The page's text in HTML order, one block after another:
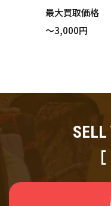
ラックレーベル
cago Bulls シカ
取りました！
最大買取価格
～3,000円
SELL